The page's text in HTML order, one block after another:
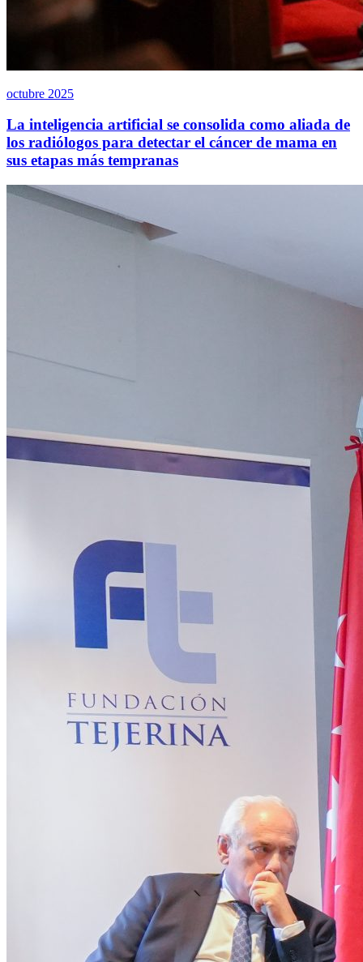
octubre 2025
La inteligencia artificial se consolida como aliada de
los radiólogos para detectar el cáncer de mama en
sus etapas más tempranas